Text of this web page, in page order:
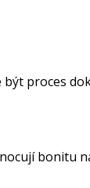
být proces
bonitu